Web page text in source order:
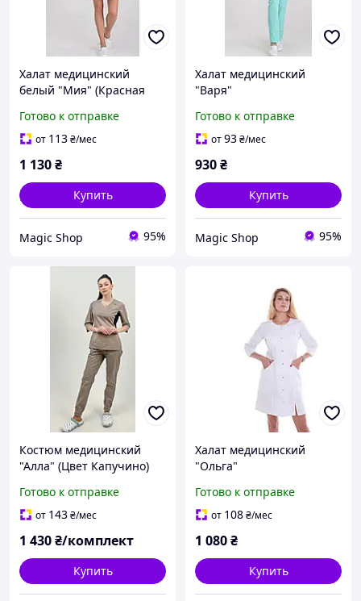
Халат медицинский
белый "Мия" (Красная
Готово к отправке
от 113₴/мес
1 130₴
Купить
Magic Shop 95%
Халат медицинский
"Варя"
Готово к отправке
от93₴/мес
930₴
Купить
Magic Shop 95%
Костюм медицинский
"Алла" (Цвет Капучино)
Готово к отправке
от 143₴/мес
1 430₴/комплект
Купить
Халат медицинский
"Ольга"
Готово к отправке
от 108₴/мес
1 080₴
Купить